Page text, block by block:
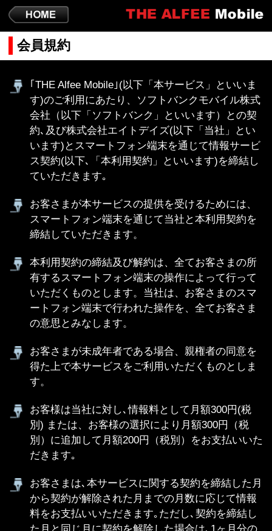
会員規約
｢THE Alfee Mobile｣(以下「本サービス」といいま
会社（以下「ソフトバンク」といいます）との契
約､及び株式会社エイトデイズ(以下「当社」とい
います)とスマートフォン端末を通じて情報サービ
ス契約(以下､「本利用契約」といいます)を締結し
ていただきます｡
お客さまが本サービスの提供を受けるためには、
スマートフォン端末を通じて当社と本利用契約を
締結していただきます。
有するスマートフォン端末の操作によって行って
いただくものとします。当社は、お客さまのスマ
ートフォン端末で行われた操作を、全てお客さま
の意思とみなします。
得た上で本サービスをご利用いただくものとしま
す。
お客様は当社に対し､情報料として月額300円(税
別) または、お客様の選択により月額300円（税
別）に追加して月額200円（税別）をお支払いいた
だきます｡
お客さまは､本サービスに関する契約を締結した月
から契約が解除された月までの月数に応じて情報
料をお支払いいただきます｡ただし､契約を締結し
た月と同じ月に契約を解除した場合は､1ヶ月分の
情報料をいただきます｡
本サービスの月額コースの利用料は、お客さまの
端末を通じて本利用契約を締結された日を起算日
として1ヵ月単位でお支払いいただきます。（日割
計算は行いません）。なお、本利用契約の解約・
再締結を繰り返された場合は、その都度締結日が
起算日となり、締結回数分の利用料が発生しま
お客さまは､ソフトバンクの定めた契約約款に基づ
き、ソフトバンクが当社に代わって情報料を回収
することを承認していただきます。ただし、お客
さまの端末が株式会社ウィルコムである場合にお